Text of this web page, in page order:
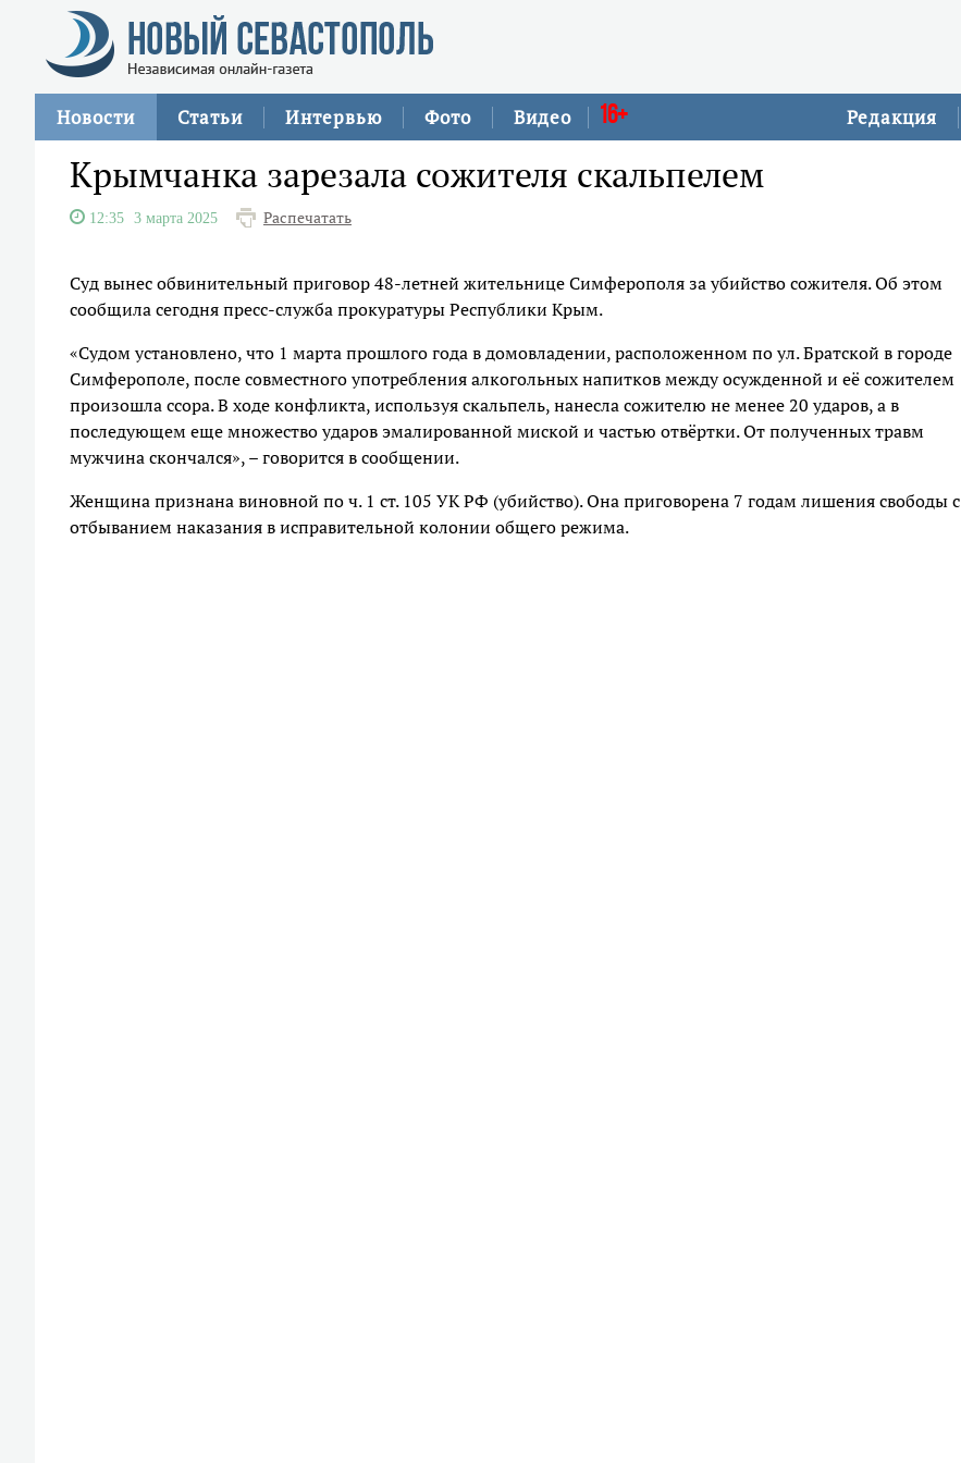
Редакция
Новости Статьи Интервью Фото Видео 16+
Крымчанка зарезала сожителя скальпелем
12:35 3 марта 2025 Распечатать
Суд вынес обвинительный приговор 48-летней жительнице Симферополя за убийство сожителя. Об этом
сообщила сегодня пресс-служба прокуратуры Республики Крым.
«Судом установлено, что 1 марта прошлого года в домовладении, расположенном по ул. Братской в городе
Симферополе, после совместного употребления алкогольных напитков между осужденной и её сожителем
произошла ссора. В ходе конфликта, используя скальпель, нанесла сожителю не менее 20 ударов, а в
последующем еще множество ударов эмалированной миской и частью отвёртки. От полученных травм
мужчина скончался», – говорится в сообщении.
Женщина признана виновной по ч. 1 ст. 105 УК РФ (убийство). Она приговорена 7 годам лишения свободы с
отбыванием наказания в исправительной колонии общего режима.